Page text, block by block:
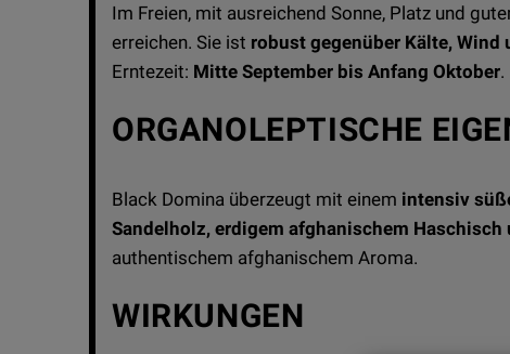
Im Freien, mit ausreichend Sonne, Platz und
erreichen. Sie ist robust gegenüber Kälte, Wind
Erntezeit: Mitte September bis Anfang Oktober.
ORGANOLEPTISCHE
Black Domina überzeugt mit einem intensiv
Sandelholz, erdigem afghanischem Haschisch
authentischem afghanischem Aroma.
WIRKUNGEN